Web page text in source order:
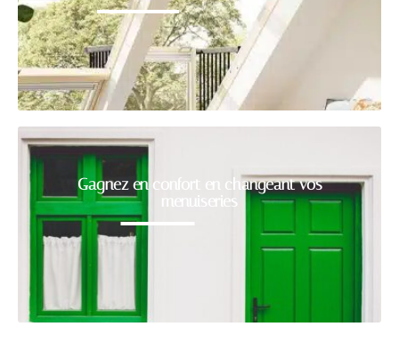
Gagnez en confort en changeant vos
menuiseries